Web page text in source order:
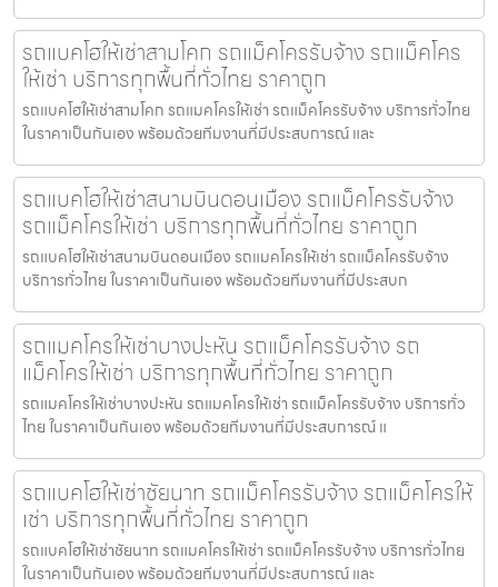
รถแบคโฮให้เช่าสามโคก รถแม็คโครรับจ้าง รถแม็คโคร
ให้เช่า บริการทุกพื้นที่ทั่วไทย ราคาถูก
รถแบคโฮให้เช่าสามโคก รถแมคโครให้เช่า รถแม็คโครรับจ้าง บริการทั่วไทย
ในราคาเป็นกันเอง พร้อมด้วยทีมงานที่มีประสบการณ์ และ
รถแบคโฮให้เช่าสนามบินดอนเมือง รถแม็คโครรับจ้าง
รถแม็คโครให้เช่า บริการทุกพื้นที่ทั่วไทย ราคาถูก
รถแบคโฮให้เช่าสนามบินดอนเมือง รถแมคโครให้เช่า รถแม็คโครรับจ้าง
บริการทั่วไทย ในราคาเป็นกันเอง พร้อมด้วยทีมงานที่มีประสบก
รถแมคโครให้เช่าบางปะหัน รถแม็คโครรับจ้าง รถ
แม็คโครให้เช่า บริการทุกพื้นที่ทั่วไทย ราคาถูก
รถแมคโครให้เช่าบางปะหัน รถแมคโครให้เช่า รถแม็คโครรับจ้าง บริการทั่ว
ไทย ในราคาเป็นกันเอง พร้อมด้วยทีมงานที่มีประสบการณ์ แ
รถแบคโฮให้เช่าชัยนาท รถแม็คโครรับจ้าง รถแม็คโครให้
เช่า บริการทุกพื้นที่ทั่วไทย ราคาถูก
รถแบคโฮให้เช่าชัยนาท รถแมคโครให้เช่า รถแม็คโครรับจ้าง บริการทั่วไทย
ในราคาเป็นกันเอง พร้อมด้วยทีมงานที่มีประสบการณ์ และ